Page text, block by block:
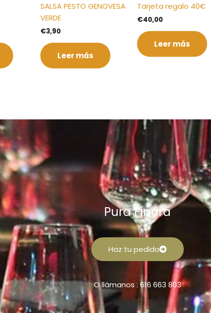
SALSA PESTO GENOVESA
VERDE
€3,90
Leer más
Tarjeta regalo 40€
€40,00
Leer más
Pura Finura
Haz tu pedido
O llámanos : 616 663 803
F I